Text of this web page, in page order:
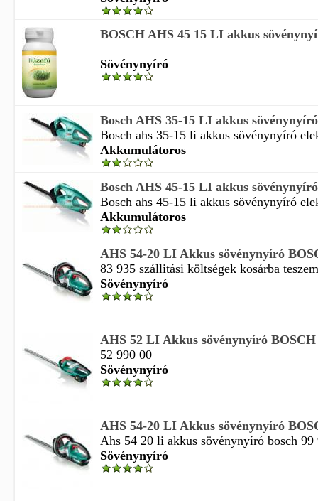
BOSCH AHS 45 15 LI akkus
Sövénynyíró
Bosch AHS 35-15 LI akkus
Bosch ahs 35-15 li akkus sövénynyíró
Akkumulátoros
Bosch AHS 45-15 LI akkus
Bosch ahs 45-15 li akkus sövénynyíró
Akkumulátoros
AHS 54-20 LI Akkus sövénynyíró
83 935 szállitási költségek kosárba
Sövénynyíró
AHS 52 LI Akkus sövénynyíró BOSCH
52 990 00
Sövénynyíró
AHS 54-20 LI Akkus sövénynyíró
Ahs 54 20 li akkus sövénynyíró bosch 99
Sövénynyíró